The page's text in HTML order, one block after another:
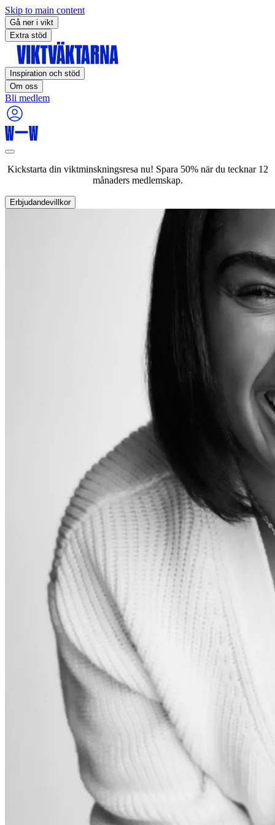
Skip to main content
Gå ner i vikt
Extra stöd
Inspiration och stöd
Om oss
Bli medlem
Kickstarta din viktminskningsresa nu! Spara 50% när du tecknar 12
månaders medlemskap.
Erbjudandevillkor